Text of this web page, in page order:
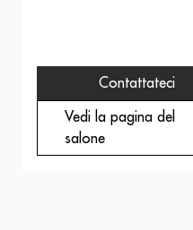
Contattateci
Vedi la pagina del
salone